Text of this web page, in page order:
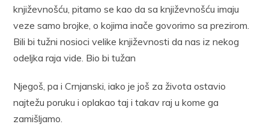
književnošću, pitamo se kao da sa književnošću imaju
veze samo brojke, o kojima inače govorimo sa prezirom.
Bili bi tužni nosioci velike književnosti da nas iz nekog
odeljka raja vide. Bio bi tužan
Njegoš, pa i Crnjanski, iako je još za života ostavio
najtežu poruku i oplakao taj i takav raj u kome ga
zamišljamo.